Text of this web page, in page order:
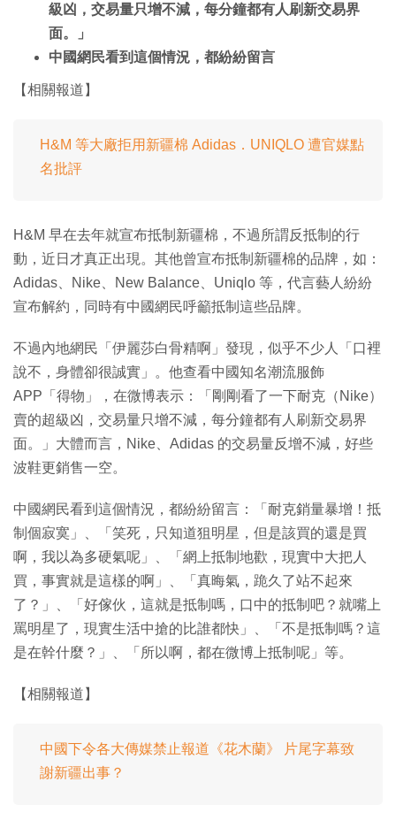
級凶，交易量只增不減，每分鐘都有人刷新交易界
面。」
中國網民看到這個情況，都紛紛留言
【相關報道】
H&M 等大廠拒用新疆棉 Adidas．UNIQLO 遭官媒點
名批評
H&M 早在去年就宣布抵制新疆棉，不過所謂反抵制的行
動，近日才真正出現。其他曾宣布抵制新疆棉的品牌，如：
Adidas、Nike、New Balance、Uniqlo 等，代言藝人紛紛
宣布解約，同時有中國網民呼籲抵制這些品牌。
不過內地網民「伊麗莎白骨精啊」發現，似乎不少人「口裡
說不，身體卻很誠實」。他查看中國知名潮流服飾
APP「得物」，在微博表示：「剛剛看了一下耐克（Nike）
賣的超級凶，交易量只增不減，每分鐘都有人刷新交易界
面。」大體而言，Nike、Adidas 的交易量反增不減，好些
波鞋更銷售一空。
中國網民看到這個情況，都紛紛留言：「耐克銷量暴增！抵
制個寂寞」、「笑死，只知道狙明星，但是該買的還是買
啊，我以為多硬氣呢」、「網上抵制地歡，現實中大把人
買，事實就是這樣的啊」、「真晦氣，跪久了站不起來
了？」、「好傢伙，這就是抵制嗎，口中的抵制吧？就嘴上
罵明星了，現實生活中搶的比誰都快」、「不是抵制嗎？這
是在幹什麼？」、「所以啊，都在微博上抵制呢」等。
【相關報道】
中國下令各大傳媒禁止報道《花木蘭》 片尾字幕致
謝新疆出事？